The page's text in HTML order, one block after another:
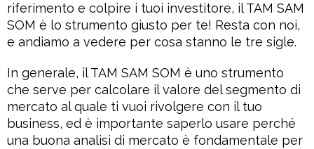
riferimento e colpire i tuoi investitore, il TAM SAM
SOM è lo strumento giusto per te! Resta con noi,
e andiamo a vedere per cosa stanno le tre sigle.
In generale, il TAM SAM SOM è uno strumento
che serve per calcolare il valore del segmento di
mercato al quale ti vuoi rivolgere con il tuo
business, ed è importante saperlo usare perché
una buona analisi di mercato è fondamentale per